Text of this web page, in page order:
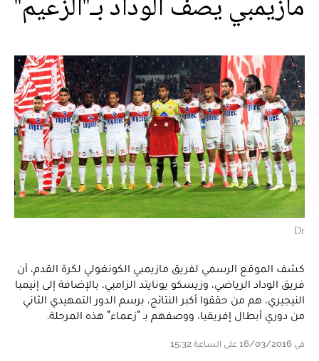
مازيمبي يصف الوداد بـ''الزعيم''
Dr
كشف الموقع الرسمي لفريق مازيمبي الكونغولي لكرة القدم، أن
فريق الوداد الرياضي، وزيسكو يونايتد الزامبي، بالإضافة إلى إنيمبا
النيجيري، هم من حققوا أكبر النتائج، برسم الدور التمهيدي الثاني
من دوري أبطال إفريقيا، ووصفهم بـ "زعماء" هذه المرحلة.
في 16/03/2016 على الساعة 15:32